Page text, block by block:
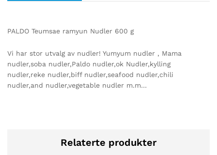
PALDO Teumsae ramyun Nudler 600 g
Vi har stor utvalg av nudler! Yumyum nudler , Mama
nudler,soba nudler,Paldo nudler,ok Nudler,kylling
nudler,reke nudler,biff nudler,seafood nudler,chili
nudler,and nudler,vegetable nudler m.m…
Relaterte produkter